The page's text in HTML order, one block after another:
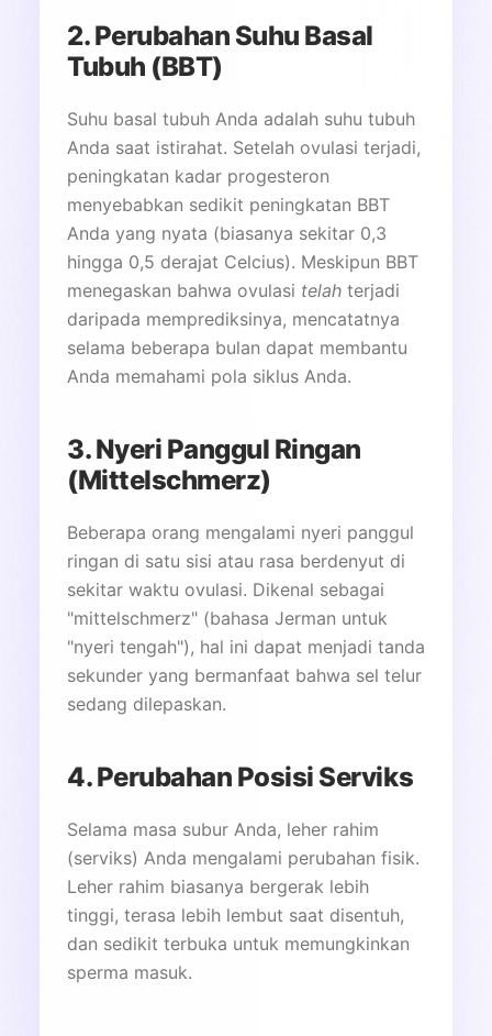
2. Perubahan Suhu Basal
Tubuh (BBT)
Suhu basal tubuh Anda adalah suhu tubuh
Anda saat istirahat. Setelah ovulasi terjadi,
peningkatan kadar progesteron
menyebabkan sedikit peningkatan BBT
Anda yang nyata (biasanya sekitar 0,3
hingga 0,5 derajat Celcius). Meskipun BBT
menegaskan bahwa ovulasi telah terjadi
daripada memprediksinya, mencatatnya
selama beberapa bulan dapat membantu
Anda memahami pola siklus Anda.
3. Nyeri Panggul Ringan
(Mittelschmerz)
Beberapa orang mengalami nyeri panggul
ringan di satu sisi atau rasa berdenyut di
sekitar waktu ovulasi. Dikenal sebagai
"mittelschmerz" (bahasa Jerman untuk
"nyeri tengah"), hal ini dapat menjadi tanda
sekunder yang bermanfaat bahwa sel telur
sedang dilepaskan.
4. Perubahan Posisi Serviks
Selama masa subur Anda, leher rahim
(serviks) Anda mengalami perubahan fisik.
Leher rahim biasanya bergerak lebih
tinggi, terasa lebih lembut saat disentuh,
dan sedikit terbuka untuk memungkinkan
sperma masuk.